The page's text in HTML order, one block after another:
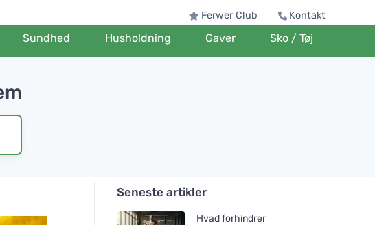
Ferwer Club Kontakt
Sundhed Husholdning Gaver Sko / Tøj
Seneste artikler
Hvad forhindrer